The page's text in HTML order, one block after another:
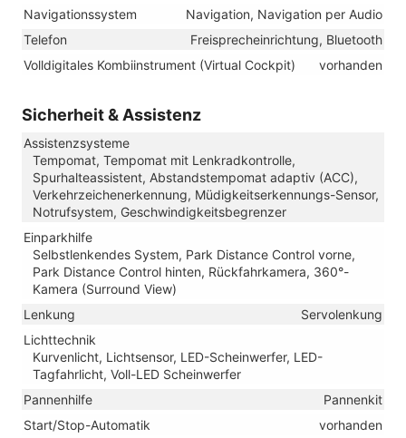
Navigationssystem
Navigation, Navigation per Audio
Telefon
Freisprecheinrichtung, Bluetooth
Volldigitales Kombiinstrument (Virtual Cockpit)
vorhanden
Sicherheit & Assistenz
Assistenzsysteme
Tempomat, Tempomat mit Lenkradkontrolle,
Spurhalteassistent, Abstandstempomat adaptiv (ACC),
Verkehrzeichenerkennung, Müdigkeitserkennungs-Sensor,
Notrufsystem, Geschwindigkeitsbegrenzer
Einparkhilfe
Selbstlenkendes System, Park Distance Control vorne,
Park Distance Control hinten, Rückfahrkamera, 360°-
Kamera (Surround View)
Lenkung
Servolenkung
Lichttechnik
Kurvenlicht, Lichtsensor, LED-Scheinwerfer, LED-
Tagfahrlicht, Voll-LED Scheinwerfer
Pannenhilfe
Pannenkit
Start/Stop-Automatik
vorhanden